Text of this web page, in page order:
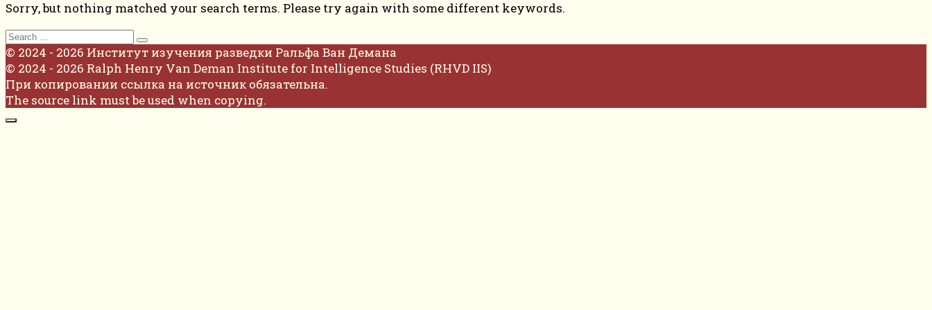
Sorry, but nothing matched your search terms. Please try again with some different keywords.
Search
for:
© 2024 - 2026 Институт изучения разведки Ральфа Ван Демана
© 2024 - 2026 Ralph Henry Van Deman Institute for Intelligence Studies (RHVD IIS)
При копировании ссылка на источник обязательна.
The source link must be used when copying.